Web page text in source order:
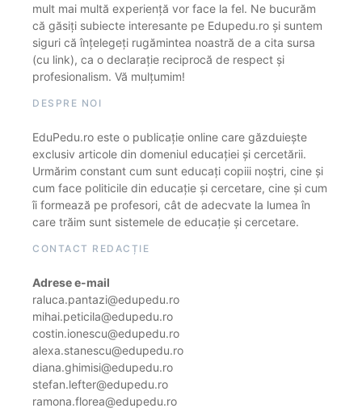
mult mai multă experiență vor face la fel. Ne bucurăm
că găsiți subiecte interesante pe Edupedu.ro și suntem
siguri că înțelegeți rugămintea noastră de a cita sursa
(cu link), ca o declarație reciprocă de respect și
profesionalism. Vă mulțumim!
DESPRE NOI
EduPedu.ro este o publicație online care găzduiește
exclusiv articole din domeniul educației și cercetării.
Urmărim constant cum sunt educați copiii noștri, cine și
cum face politicile din educație și cercetare, cine și cum
îi formează pe profesori, cât de adecvate la lumea în
care trăim sunt sistemele de educație și cercetare.
CONTACT REDACȚIE
Adrese e-mail
raluca.pantazi@edupedu.ro
mihai.peticila@edupedu.ro
costin.ionescu@edupedu.ro
alexa.stanescu@edupedu.ro
diana.ghimisi@edupedu.ro
stefan.lefter@edupedu.ro
ramona.florea@edupedu.ro